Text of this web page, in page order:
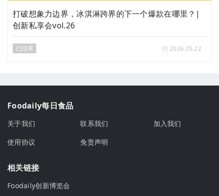
打破想象力边界，冰淇淋跨界的下一个爆款在哪里？|
创新私享会vol.26
已结束 2026.05.22
Foodaily每日食品
关于我们 联系我们
加入我们
使用协议
免责声明
相关链接
Foodaily创新博览会